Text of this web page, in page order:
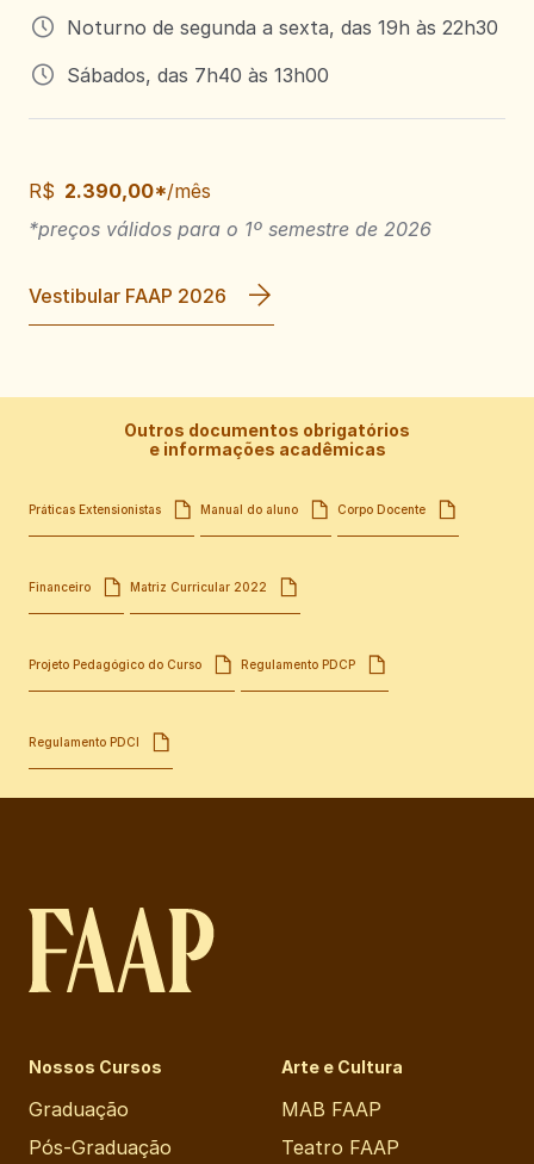
Noturno de segunda a sexta, das 19h às 22h30
Sábados, das 7h40 às 13h00
R$ 2.390,00*/mês
*preços válidos para o 1º semestre de 2026
Vestibular FAAP 2026
Outros documentos obrigatórios
e informações acadêmicas
Práticas Extensionistas Manual do aluno Corpo Docente
Financeiro Matriz Curricular 2022
Projeto Pedagógico do Curso Regulamento PDCP
Regulamento PDCI
Nossos Cursos
Graduação
Pós-Graduação
Arte e Cultura
MAB FAAP
Teatro FAAP